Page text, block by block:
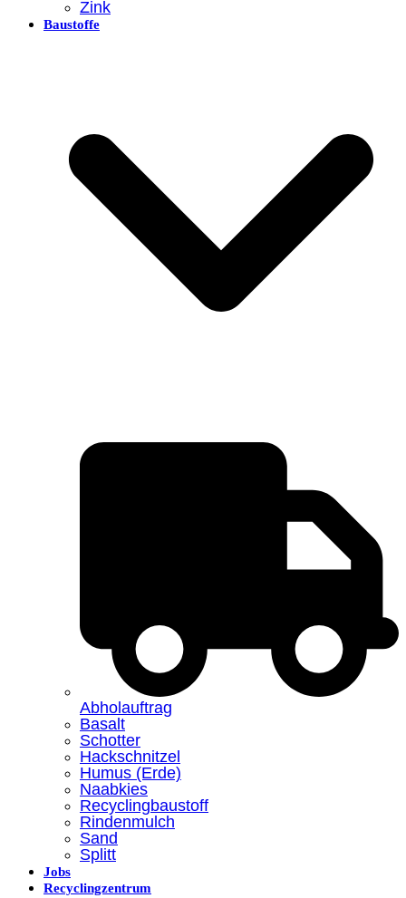
Zink
Baustoffe
Abholauftrag
Basalt
Schotter
Hackschnitzel
Humus (Erde)
Naabkies
Recyclingbaustoff
Rindenmulch
Sand
Splitt
Jobs
Recyclingzentrum